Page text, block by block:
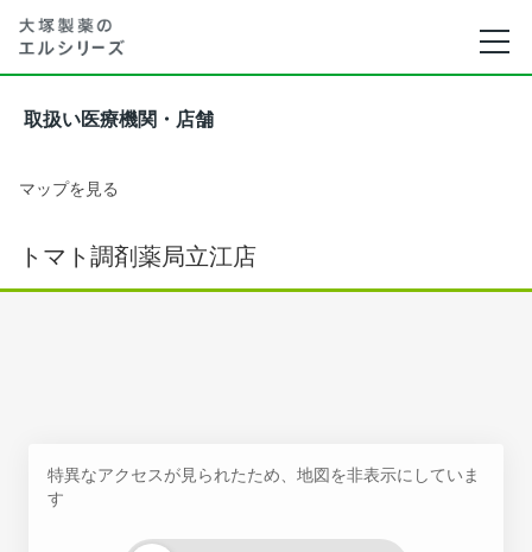
取扱い医療機関・店舗
マップを見る
トマト調剤薬局立江店
特異なアクセスが見られたため、地図を非表示にしていま
す